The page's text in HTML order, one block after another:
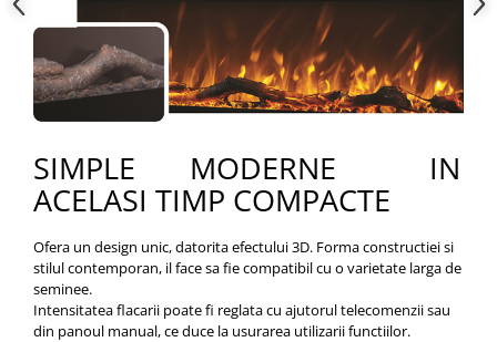
SIMPLE MODERNE IN
ACELASI TIMP COMPACTE
Ofera un design unic, datorita efectului 3D. Forma constructiei si
stilul contemporan, il face sa fie compatibil cu o varietate larga de
seminee.
Intensitatea flacarii poate fi reglata cu ajutorul telecomenzii sau
din panoul manual, ce duce la usurarea utilizarii functiilor.